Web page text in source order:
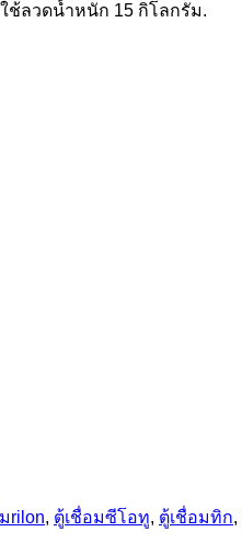
ช้ลวดน้ำหนัก 15 กิโลกรัม.
rilon, ตู้เชื่อมซีโอทู, ตู้เชื่อมทิก,